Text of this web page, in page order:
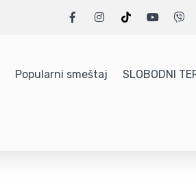
Popularni smeštaj SLOBODNI